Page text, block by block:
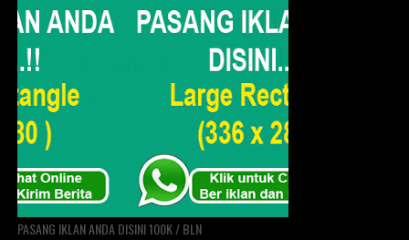
PASANG IKLAN ANDA DISINI 100K / BLN